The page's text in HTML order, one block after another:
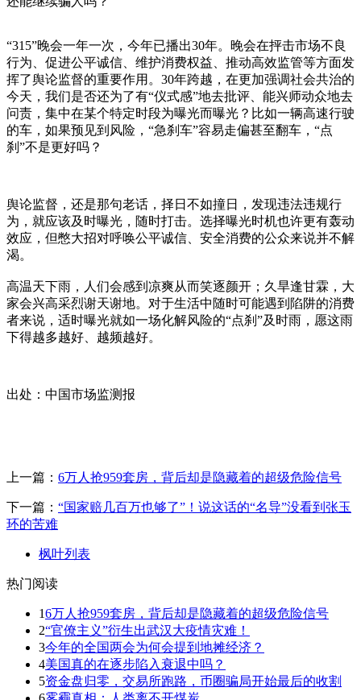
“315”晚会一年一次，今年已播出30年。晚会在抨击市场不良
行为、促进公平诚信、维护消费权益、推动高效监管等方面发
挥了舆论监督的重要作用。30年跨越，在更加强调社会共治的
今天，我们是否还为了有“仪式感”地去批评、能兴师动众地去
问责，集中在某个特定时段为曝光而曝光？比如一辆高速行驶
的车，如果预见到风险，“急刹车”容易走偏甚至翻车，“点
刹”不是更好吗？
舆论监督，还是那句老话，择日不如撞日，发现违法违规行
为，就应该及时曝光，随时打击。选择曝光时机也许更有轰动
效应，但憋大招对呼唤公平诚信、安全消费的公众来说并不解
渴。
高温天下雨，人们会感到凉爽从而笑逐颜开；久旱逢甘霖，大
家会兴高采烈谢天谢地。对于生活中随时可能遇到陷阱的消费
者来说，适时曝光就如一场化解风险的“点刹”及时雨，愿这雨
下得越多越好、越频越好。
出处：中国市场监测报
上一篇： 6万人抢959套房，背后却是隐藏着的超级危险信号
下一篇： “国家赔几百万也够了”！说这话的“名导”没看到张玉
环的苦难
枫叶列表
热门阅读
16万人抢959套房，背后却是隐藏着的超级危险信号
2“官僚主义”衍生出武汉大疫情灾难！
3今年的全国两会为何会提到地摊经济？
4美国真的在逐步陷入衰退中吗？
5资金盘归零，交易所跑路，币圈骗局开始最后的收割